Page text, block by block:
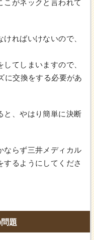
こがネックと言われて
ればいけないので、
てしまいますので、
に交換をする必要があ
と、やはり簡単に決断
ならず三井メディカル
するようにしてくださ
題